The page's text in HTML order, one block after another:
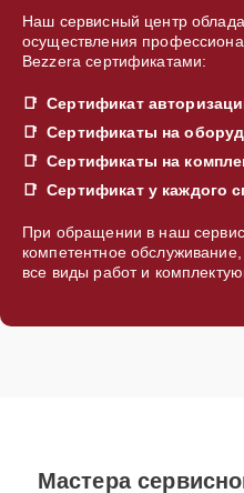
Наш сервисный центр
осуществления
Bezzera сертификатами:
Сертификат
Сертификаты на
Сертификаты на
Сертификат у каждого
При обращении в наш сервис
компетентное
все виды работ и
Мастера